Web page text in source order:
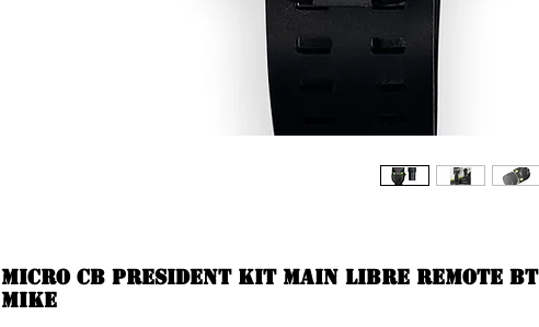
Micro CB President kit main libre REMOTE BT
MIKE